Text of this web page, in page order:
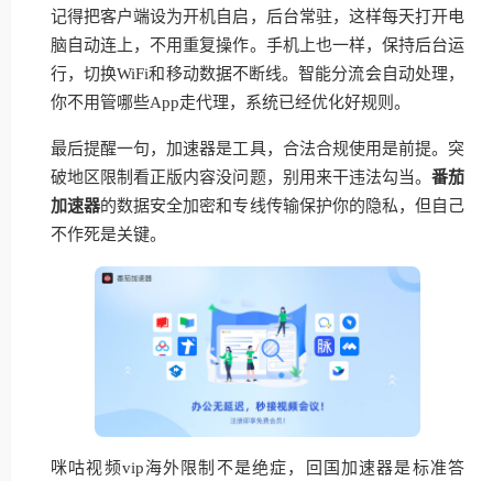
记得把客户端设为开机自启，后台常驻，这样每天打开电
脑自动连上，不用重复操作。手机上也一样，保持后台运
行，切换WiFi和移动数据不断线。智能分流会自动处理，
你不用管哪些App走代理，系统已经优化好规则。
最后提醒一句，加速器是工具，合法合规使用是前提。突
破地区限制看正版内容没问题，别用来干违法勾当。 番茄
加速器的数据安全加密和专线传输保护你的隐私，但自己
不作死是关键。
咪咕视频vip海外限制不是绝症，回国加速器是标准答